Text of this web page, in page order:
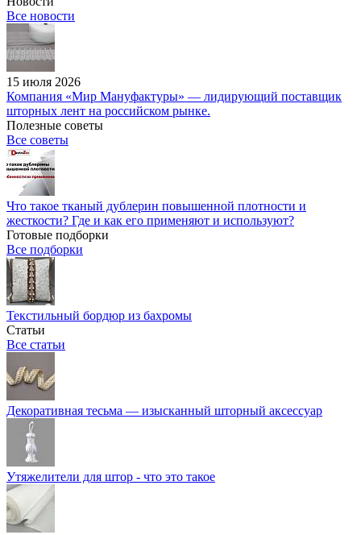
Все новости
15 июля 2026
Компания «Мир Мануфактуры» — лидирующий поставщик
шторных лент на российском рынке.
Полезные советы
Все советы
Что такое тканый дублерин повышенной плотности и
жесткости? Где и как его применяют и используют?
Готовые подборки
Все подборки
Текстильный бордюр из бахромы
Статьи
Все статьи
Декоративная тесьма — изысканный шторный аксессуар
Утяжелители для штор - что это такое